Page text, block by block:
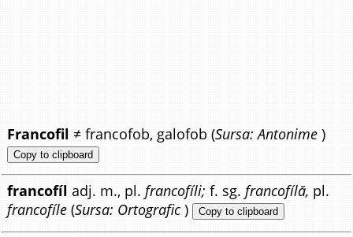
Francofil ≠ francofob, galofob (Sursa: Antonime )
Copy to clipboard
francofíl adj. m., pl.francofíli; f. sg.francofílă, pl.
francofíle (Sursa: Ortografic ) Copy to clipboard